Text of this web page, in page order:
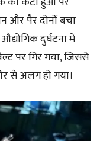
और पैर दोनों बचा
दुर्घटना में
पर गिर गया, जिससे
से अलग हो गया।